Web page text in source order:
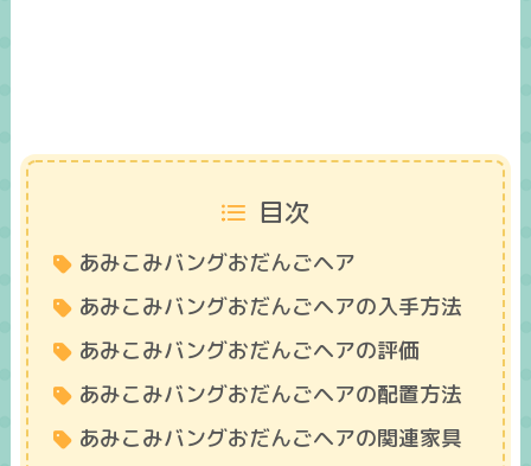
目次
あみこみバングおだんごヘア
あみこみバングおだんごヘアの入手方法
あみこみバングおだんごヘアの評価
あみこみバングおだんごヘアの配置方法
あみこみバングおだんごヘアの関連家具